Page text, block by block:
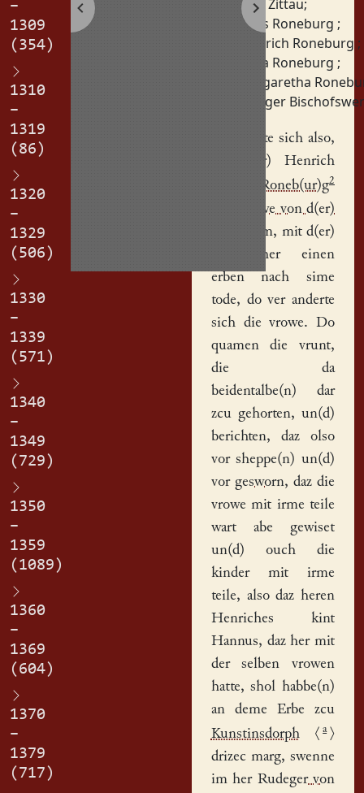
–
1309
(354)
1310
–
1319
(86)
1320
–
1329
(506)
1330
–
1339
(571)
1340
–
1349
(729)
1350
–
1359
(1089)
1360
–
1369
(604)
1370
–
1379
(717)
Frau Zittau;
Hans Roneburg ;
Heinrich Roneburg ;
Klara Roneburg ;
Margaretha
Rüdiger
Iz vugete sich also,
daz h(er) Henrich
von Roneb(ur)g2
vrowe von d(er)
Sitaw nam, mit d(er)
hatte her einen
erben nach sime
tode, do ver anderte
sich die vrowe. Do
quamen die vrunt,
die da
beidentalbe(n) dar
zcu gehorten, un(d)
berichten, daz olso
vor sheppe(n) un(d)
vor gesworn, daz die
vrowe mit irme teile
wart abe gewiset
un(d) ouch die
kinder mit irme
teile, also daz heren
Henriches kint
Hannus, daz her mit
der selben vrowen
hatte, shol habbe(n)
an deme Erbe zcu
Kunstinsdorph
⟨ a ⟩
drizec marg, swenne
im her Rudeger von